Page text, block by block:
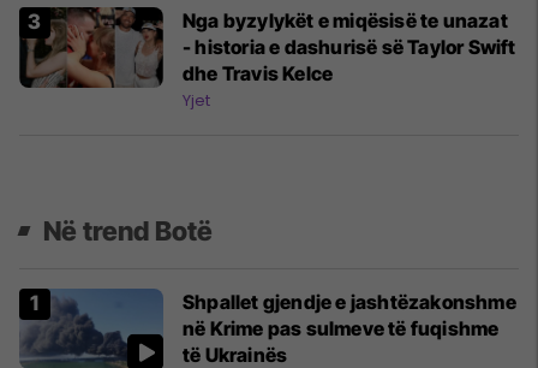
Nga byzylykët e miqësisë te unazat
- historia e dashurisë së Taylor Swift
dhe Travis Kelce
Yjet
Në trend Botë
Shpallet gjendje e jashtëzakonshme
në Krime pas sulmeve të fuqishme
të Ukrainës